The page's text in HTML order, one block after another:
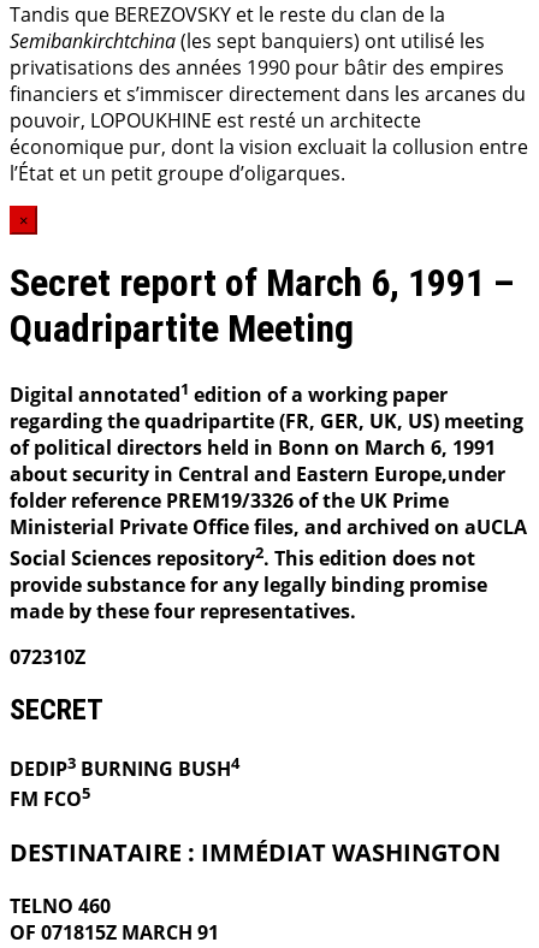
Tandis que BEREZOVSKY et le reste du clan de la
Semibankirchtchina(les sept banquiers) ont utilisé les
privatisations des années 1990 pour bâtir des empires
financiers et s’immiscer directement dans les arcanes du
pouvoir, LOPOUKHINE est resté un architecte
économique pur, dont la vision excluait la collusion entre
l’État et un petit groupe d’oligarques.
×
Secret report of March 6, 1991 –
Quadripartite Meeting
Digital annotated1 edition of a working paper
regarding the quadripartite (FR, GER, UK, US) meeting
of political directors held in Bonn on March 6, 1991
about security in Central and Eastern Europe,under
folder reference PREM19/3326 of the UK Prime
Ministerial Private Office files, and archived on aUCLA
Social Sciences repository2. This edition does not
provide substance for any legally binding promise
made by these four representatives.
072310Z
SECRET
DEDIP3 BURNING BUSH4
FM FCO5
DESTINATAIRE : IMMÉDIAT WASHINGTON
TELNO 460
OF 071815Z MARCH 91